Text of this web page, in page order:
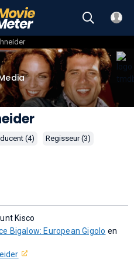
(4)
Regisseur (3)
Kisco
Bigalow: European Gigolo en